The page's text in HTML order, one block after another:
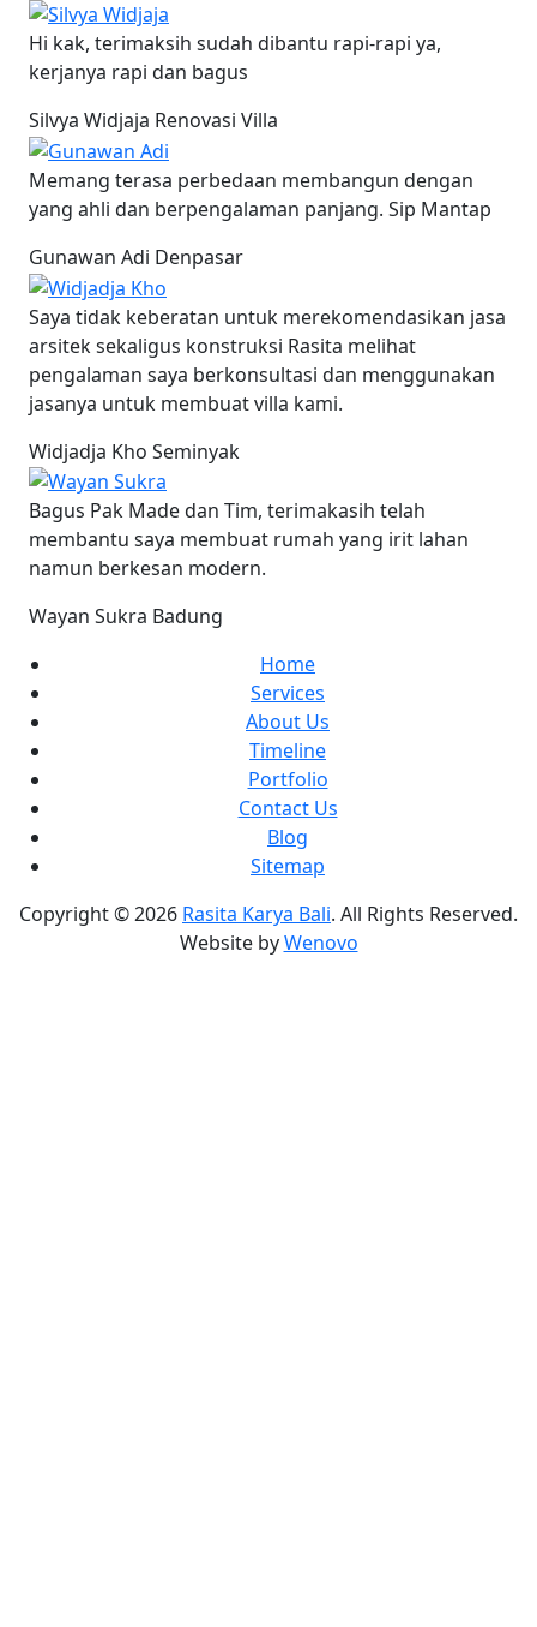
Hi kak, terimaksih sudah dibantu rapi-rapi ya,
kerjanya rapi dan bagus
Silvya Widjaja Renovasi Villa
Memang terasa perbedaan membangun dengan
yang ahli dan berpengalaman panjang. Sip Mantap
Gunawan Adi Denpasar
Saya tidak keberatan untuk merekomendasikan jasa
arsitek sekaligus konstruksi Rasita melihat
pengalaman saya berkonsultasi dan menggunakan
jasanya untuk membuat villa kami.
Widjadja Kho Seminyak
Bagus Pak Made dan Tim, terimakasih telah
membantu saya membuat rumah yang irit lahan
namun berkesan modern.
Wayan Sukra Badung
Home
Services
About Us
Timeline
Portfolio
Contact Us
Blog
Sitemap
Copyright © 2026 Rasita Karya Bali. All Rights Reserved.
Website byWenovo